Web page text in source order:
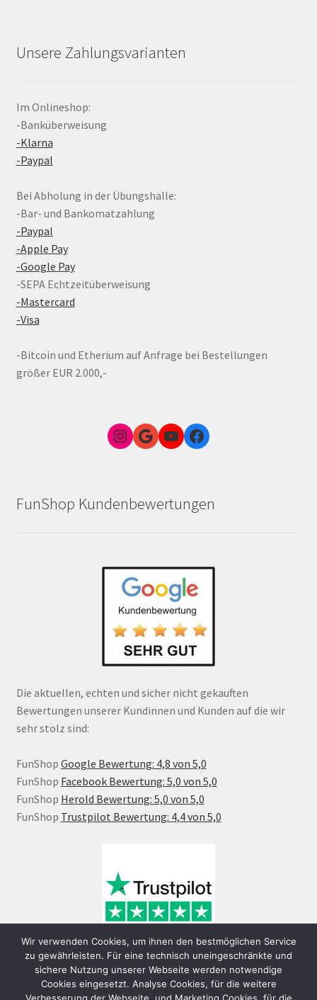
Unsere Zahlungsvarianten
Im Onlineshop:
-Banküberweisung
-Klarna
-Paypal
Bei Abholung in der Übungshalle:
-Bar- und Bankomatzahlung
-Paypal
-Apple Pay
-Google Pay
-SEPA Echtzeitüberweisung
-Mastercard
-Visa
-Bitcoin und Etherium auf Anfrage bei Bestellungen
größer EUR 2.000,-
Instagram
Google Link zum FunShop WienYouTubeFacebook
FunShop Kundenbewertungen
Die aktuellen, echten und sicher nicht gekauften
Bewertungen unserer Kundinnen und Kunden auf die wir
sehr stolz sind:
FunShop Google Bewertung: 4,8 von 5,0
FunShop Facebook Bewertung: 5,0 von 5,0
FunShop Herold Bewertung: 5,0 von 5,0
FunShop Trustpilot Bewertung: 4,4 von 5,0
Wir verwenden Cookies, um ihnen den bestmöglichen Service
zu gewährleisten. Für eine technisch uneingeschränkte und
sichere Nutzung unserer Webseite werden notwendige
Cookies eingesetzt. Analyse Cookies, für die weitere